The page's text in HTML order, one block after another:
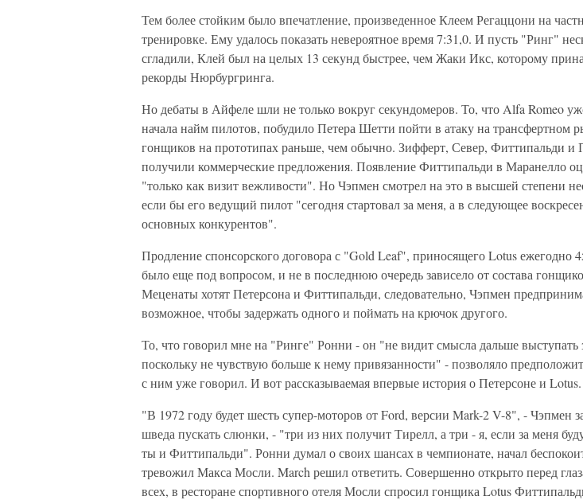
Тем более стойким было впечатление, произведенное Клеем Регаццони на
тренировке. Ему удалось показать невероятное время 7:31,0. И пусть "Ринг"
сгладили, Клей был на целых 13 секунд быстрее, чем Жаки Икс, которому
рекорды Нюрбургринга.
Но дебаты в Айфеле шли не только вокруг секундомеров. То, что Alfa Romeo
начала найм пилотов, побудило Петера Шетти пойти в атаку на трансфертном
гонщиков на прототипах раньше, чем обычно. Зифферт, Север, Фиттипальди и
получили коммерческие предложения. Появление Фиттипальди в Маранелло
"только как визит вежливости". Но Чэпмен смотрел на это в высшей степени
если бы его ведущий пилот "сегодня стартовал за меня, а в следующее
основных конкурентов".
Продление спонсорского договора с "Gold Leaf", приносящего Lotus ежегодно
было еще под вопросом, и не в последнюю очередь зависело от состава
Меценаты хотят Петерсона и Фиттипальди, следовательно, Чэпмен
возможное, чтобы задержать одного и поймать на крючок другого.
То, что говорил мне на "Ринге" Ронни - он "не видит смысла дальше выступать
поскольку не чувствую больше к нему привязанности" - позволяло
с ним уже говорил. И вот рассказываемая впервые история о Петерсоне и Lotus.
"В 1972 году будет шесть супер-моторов от Ford, версии Mark-2 V-8", - Чэпмен
шведа пускать слюнки, - "три из них получит Тирелл, а три - я, если за меня
ты и Фиттипальди". Ронни думал о своих шансах в чемпионате, начал
тревожил Макса Мосли. March решил ответить. Совершенно открыто перед
всех, в ресторане спортивного отеля Мосли спросил гонщика Lotus